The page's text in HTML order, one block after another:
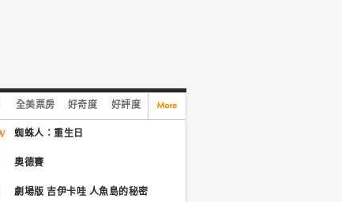
全美票房 好奇度 好評度
蜘蛛人：重生日
奧德賽
劇場版 吉伊卡哇 人魚島的秘密